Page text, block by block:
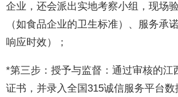
企业，还会派出实地考察小组，现场
（如食品企业的卫生标准）、服务承
响应时效）；
*第三步：授予与监督：通过审核的江
证书，并录入全国315诚信服务平台